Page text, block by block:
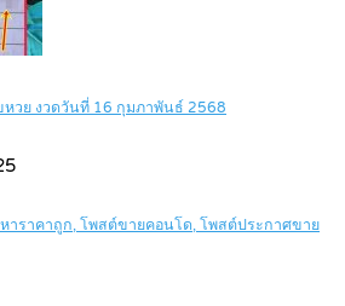
หวย งวดวันที่ 16 กุมภาพันธ์ 2568
าราคาถูก, โพสต์ขายคอนโด, โพสต์ประกาศขาย